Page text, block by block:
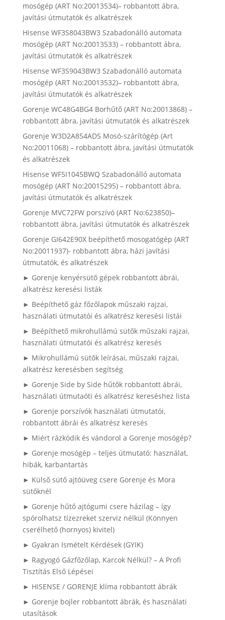
mosógép (ART No:20013534)– robbantott ábra,
javítási útmutatók és alkatrészek
Hisense WF3S8043BW3 Szabadonálló automata
mosógép (ART No:20013533) – robbantott ábra,
javítási útmutatók és alkatrészek
Hisense WF3S9043BW3 Szabadonálló automata
mosógép (ART No:20013532)– robbantott ábra,
javítási útmutatók és alkatrészek
Gorenje WC48G4BG4 Borhűtő (ART No:20013868) –
robbantott ábra, javítási útmutatók és alkatrészek
Gorenje W3D2A854ADS Mosó-szárítógép (Art
No:20011068) – robbantott ábra, javítási útmutatók
és alkatrészek
Hisense WF5I1045BWQ Szabadonálló automata
mosógép (ART No:20015295) – robbantott ábra,
javítási útmutatók és alkatrészek
Gorenje MVC72FW porszívó (ART No:623850)–
robbantott ábra, javítási útmutatók és alkatrészek
Gorenje GI642E90X beépíthető mosogatógép (ART
No:20011937)- robbantott ábra, házi javítási
útmutatók, és alkatrészek
► Gorenje kenyérsütő gépek robbantott ábrái,
alkatrész keresési listák
► Beépíthető gáz főzőlapok műszaki rajzai,
használati útmutatói és alkatrész keresési listái
► Beépíthető mikrohullámú sütők műszaki rajzai,
használati útmutatói és alkatrész keresés
► Mikrohullámú sütők leírásai, műszaki rajzai,
alkatrész keresésben segítség
► Gorenje Side by Side hűtők robbantott ábrái,
használati útmutaóti és alkatrész kereséshez lista
► Gorenje porszívók használati útmutatói,
robbantott ábrái és alkatrész keresés
► Miért rázkódik és vándorol a Gorenje mosógép?
► Gorenje mosógép – teljes útmutató: használat,
hibák, karbantartás
► Külső sütő ajtóüveg csere Gorenje és Mora
sütőknél
► Gorenje hűtő ajtógumi csere házilag – így
spórolhatsz tízezreket szerviz nélkül (Könnyen
cserélhető (hornyos) kivitel)
► Gyakran Ismételt Kérdések (GYIK)
► Ragyogó Gázfőzőlap, Karcok Nélkül? – A Profi
Tisztítás Első Lépései
► HISENSE / GORENJE klíma robbantott ábrák
► Gorenje bojler robbantott ábrák, és használati
utasítások